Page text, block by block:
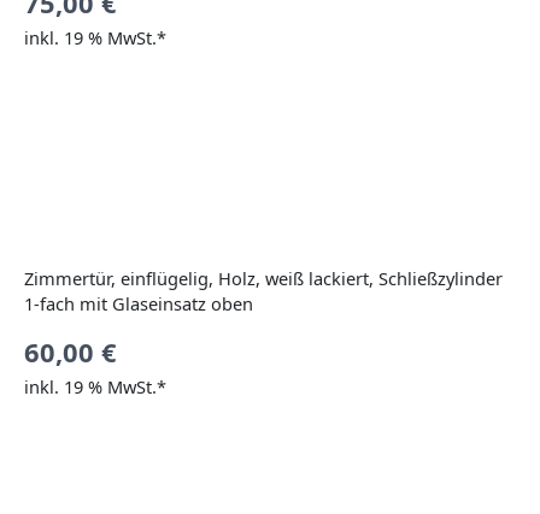
inkl. 19 % MwSt.*
Zimmertür, einflügelig, Holz, weiß lackiert, Schließzylinder
1-fach mit Glaseinsatz oben
60,00 €
inkl. 19 % MwSt.*